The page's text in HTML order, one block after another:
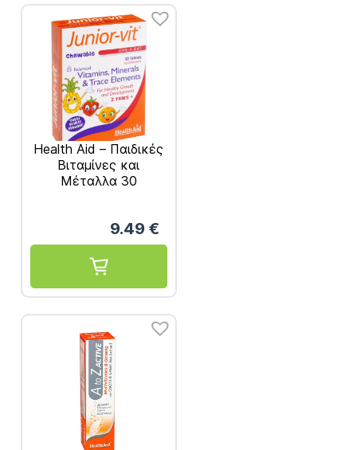
Health Aid – Παιδικές
Βιταμίνες και
Μέταλλα 30
9.49 €